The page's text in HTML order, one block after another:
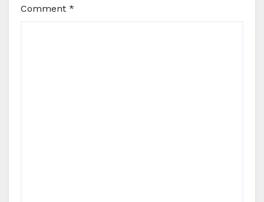
Comment *